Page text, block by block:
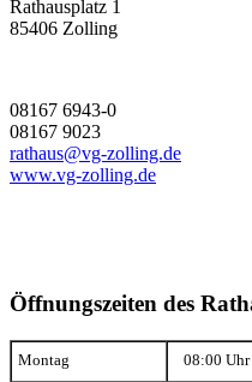
Rathausplatz 1
85406 Zolling
08167 6943-0
08167 9023
rathaus@vg-zolling.de
www.vg-zolling.de
Öffnungszeiten des
Montag 08:00